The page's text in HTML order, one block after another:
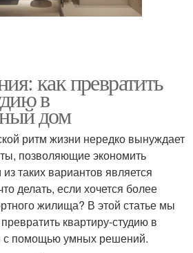
как превратить
в
дом
ритм жизни нередко вынуждает
позволяющие экономить
таких вариантов является
делать, если хочется более
жилища? В этой статье мы
квартиру-студию в
с помощью умных решений.